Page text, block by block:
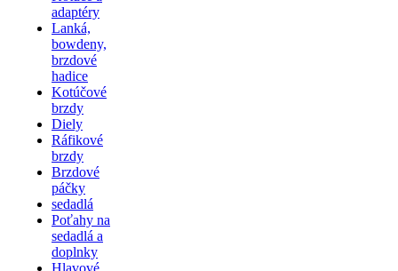
adaptéry
Lanká,
bowdeny,
brzdové
hadice
Kotúčové
brzdy
Diely
Ráfikové
brzdy
Brzdové
páčky
sedadlá
Poťahy na
sedadlá a
doplnky
Hlavové